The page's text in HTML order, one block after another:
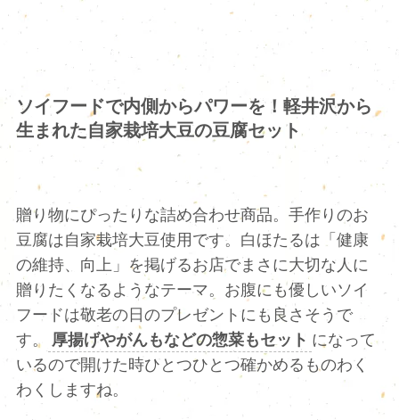
ソイフードで内側からパワーを！軽井沢から
生まれた自家栽培大豆の豆腐セット
贈り物にぴったりな詰め合わせ商品。手作りのお
豆腐は自家栽培大豆使用です。白ほたるは「健康
の維持、向上」を掲げるお店でまさに大切な人に
贈りたくなるようなテーマ。お腹にも優しいソイ
フードは敬老の日のプレゼントにも良さそうで
す。
厚揚げやがんもなどの惣菜もセット になって
いるので開けた時ひとつひとつ確かめるものわく
わくしますね。